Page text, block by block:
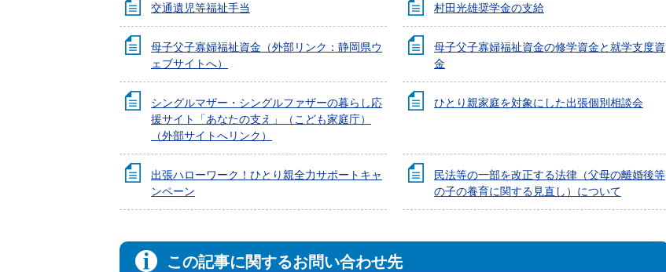
交通遺児等福祉手当 村田光雄奨学金の支給
母子父子寡婦福祉資金（外部リンク：静岡県ウ
ェブサイトへ）
母子父子寡婦福祉資金の修学資金と就学支度資
金
シングルマザー・シングルファザーの暮らし応
援サイト「あなたの支え」（こども家庭庁）
（外部サイトへリンク）
ひとり親家庭を対象にした出張個別相談会
出張ハローワーク！ひとり親全力サポートキャ
ンペーン
民法等の一部を改正する法律（父母の離婚後等
の子の養育に関する見直し）について
この記事に関するお問い合わせ先